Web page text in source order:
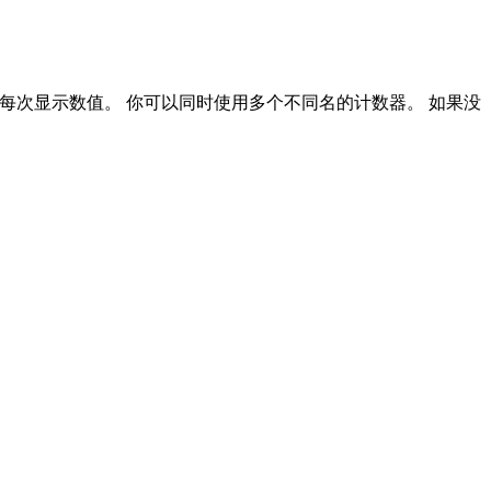
次显示数值。 你可以同时使用多个不同名的计数器。 如果没